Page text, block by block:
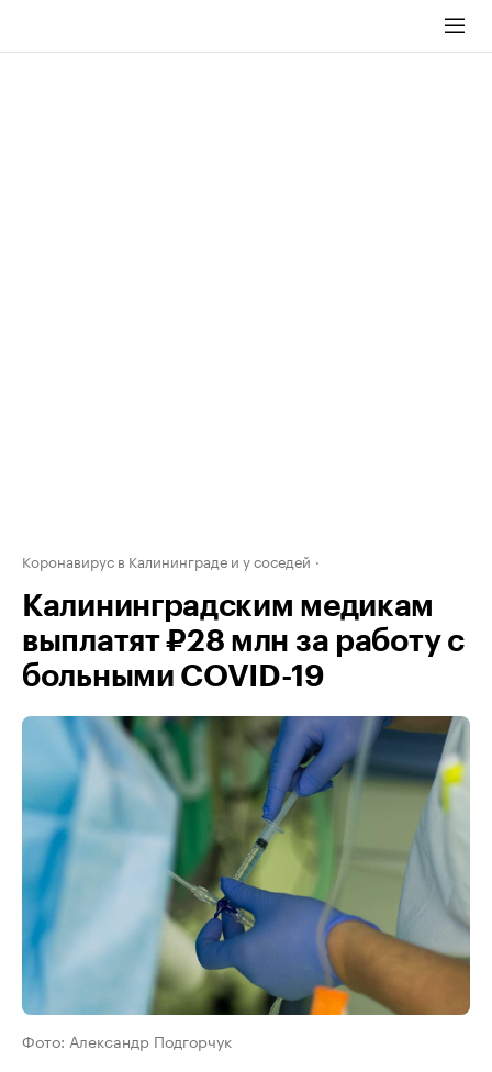
Коронавирус в Калининграде и у соседей
Калининградским медикам
выплатят ₽28 млн за работу с
больными COVID-19
Фото: Александр Подгорчук